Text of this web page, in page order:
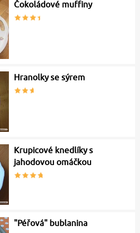
Čokoládové muffiny
Hranolky se sýrem
Krupicové knedlíky s
jahodovou omáčkou
"Péřová" bublanina